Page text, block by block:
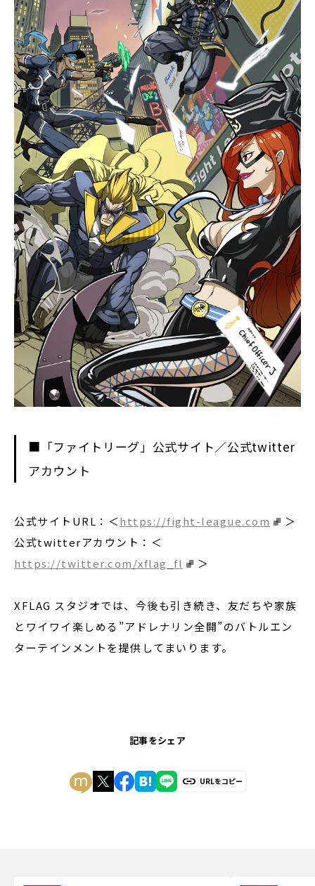
■「ファイトリーグ」公式サイト／公式twitter
アカウント
公式サイトURL：＜https://fight-league.com
＞
公式twitterアカウント：＜
https://twitter.com/xflag_fl
＞
XFLAG スタジオでは、今後も引き続き、友だちや家族
とワイワイ楽しめる”アドレナリン全開”のバトルエン
ターテインメントを提供してまいります。
記事をシェア
URLをコピー